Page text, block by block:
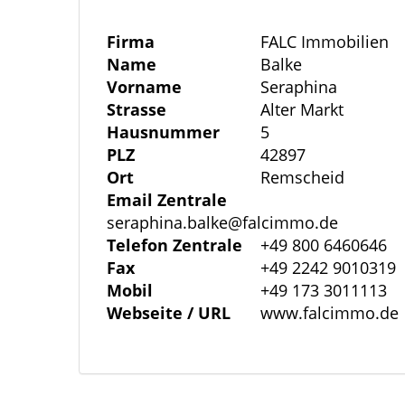
Sanierungsmaßnahmen im Wohnhaus
- Neuer Dachstuhl inklusive
- Teilweise neu verschieferte Fassade
- Erneuerung von Decken- und
- Neue Fenster und Türen, ausgestattet
- Einbau eines komplett neuen
- Erneuerung der gesamten Elektrik
- Neuverlegung sämtlicher Gas- und
- Neue sanitäre Anlagen auf allen Etagen
- Installation einer modernen
- Einbau eines stilvollen Kachelofens mit
Firma
FALC Immobilien
Name
Balke
Vorname
Seraphina
Strasse
Alter Markt
Hausnummer
5
PLZ
42897
Ort
Remscheid
Email Zentrale
seraphina.balke@falcimmo.de
Telefon Zentrale
+49 800 6460646
Fax
+49 2242 9010319
Mobil
+49 173 3011113
Webseite / URL
www.falcimmo.de